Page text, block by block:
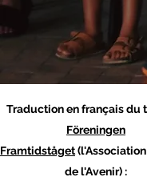
Traduction en français du
Föreningen
Framtidståget
de l'Avenir) :